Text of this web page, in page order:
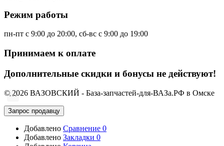
Режим работы
пн-пт с 9:00 до 20:00, сб-вс с 9:00 до 19:00
Принимаем к оплате
Дополнительные скидки и бонусы не действуют!
© 2026 ВАЗОВСКИЙ - База-запчастей-для-ВАЗа.РФ в Омске
Запрос продавцу
Добавлено Сравнение 0
Добавлено Закладки 0